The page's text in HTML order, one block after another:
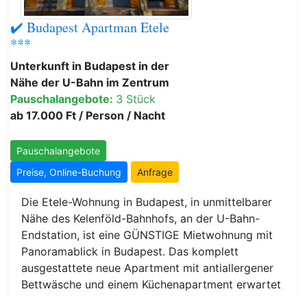
✔️ Budapest Apartman Etele
***
Unterkunft in Budapest in der
Nähe der U-Bahn im Zentrum
Pauschalangebote: 3 Stück
ab 17.000 Ft / Person / Nacht
Pauschalangebote
Preise, Online-Buchung
Anfrage
Die Etele-Wohnung in Budapest, in unmittelbarer
Nähe des Kelenföld-Bahnhofs, an der U-Bahn-
Endstation, ist eine GÜNSTIGE Mietwohnung mit
Panoramablick in Budapest. Das komplett
ausgestattete neue Apartment mit antiallergener
Bettwäsche und einem Küchenapartment erwartet